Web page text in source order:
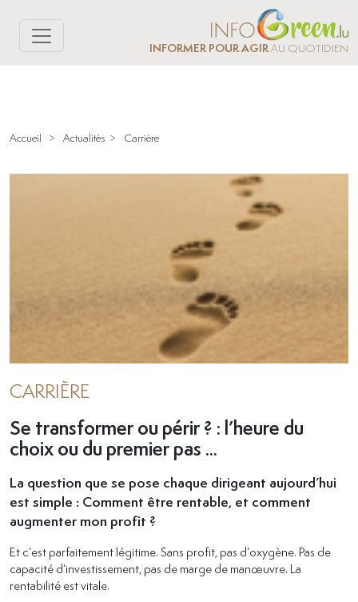
INFORMER POUR AGIRAU QUOTIDIEN
Accueil > Actualités > Carrière
CARRIÈRE
Se transformer ou périr ? : l’heure du
choix ou du premier pas ...
La question que se pose chaque dirigeant aujourd’hui
est simple : Comment être rentable, et comment
augmenter mon profit ?
Et c’est parfaitement légitime. Sans profit, pas d’oxygène. Pas de
capacité d’investissement, pas de marge de manœuvre. La
rentabilité est vitale.